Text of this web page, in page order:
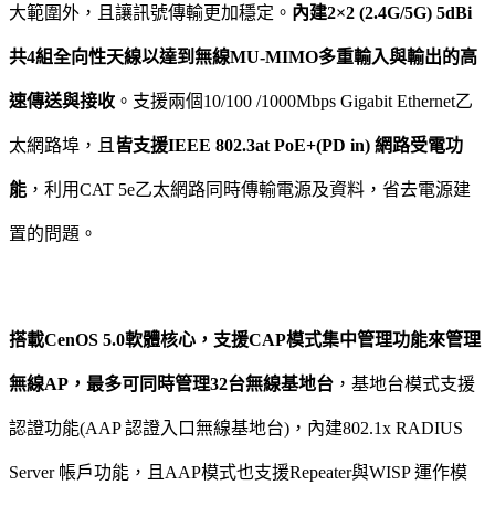
大範圍外，且讓訊號傳輸更加穩定。 內建2×2 (2.4G/5G) 5dBi
共4組全向性天線以達到無線MU-MIMO多重輸入與輸出的高
速傳送與接收 。支援兩個10/100 /1000Mbps Gigabit Ethernet乙
太網路埠，且 皆支援IEEE 802.3at PoE+(PD in) 網路受電功
能 ，利用CAT 5e乙太網路同時傳輸電源及資料，省去電源建
置的問題。
搭載CenOS 5.0軟體核心，支援CAP模式集中管理功能來管理
無線AP，最多可同時管理32台無線基地台 ，基地台模式支援
認證功能(AAP 認證入口無線基地台)，內建802.1x RADIUS
Server 帳戶功能，且AAP模式也支援Repeater與WISP 運作模